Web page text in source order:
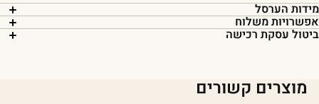
הערסל
משלוח
עסקת רכישה
מוצרים קשורים